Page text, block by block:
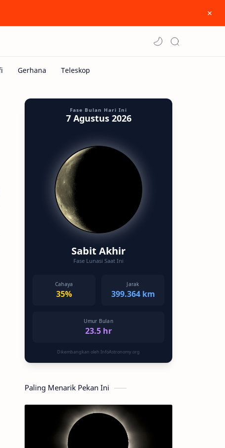
Fase Bulan Hari Ini
7 Agustus 2026
Sabit Akhir
Fase Lunasi Saat Ini
Cahaya
35%
Jarak
399.364 km
Umur Bulan
23.5 hr
Dikembangkan oleh InfoAstronomy.org
Paling Menarik Pekan Ini